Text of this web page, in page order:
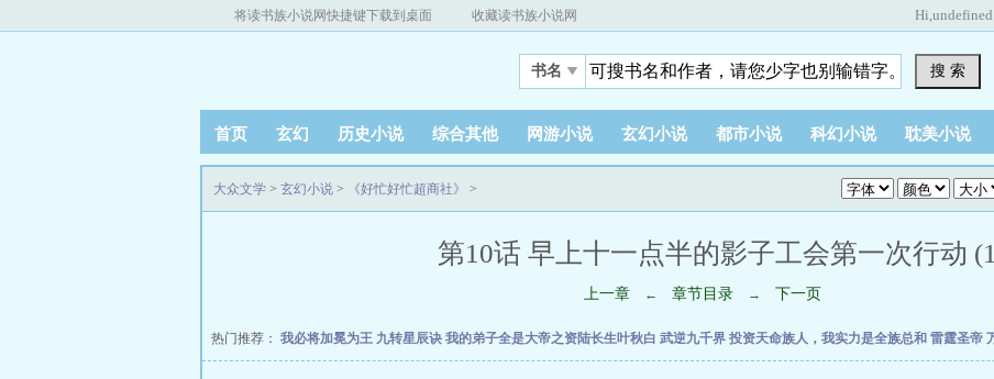
将读书族小说网快捷键下载到桌面 收藏读书族小说网 Hi,undefined
书名 搜 索
首页 玄幻 历史小说 综合其他 网游小说 玄幻小说 都市小说 科幻小说 耽美小说
大众文学 > 玄幻小说 > 《好忙好忙超商社》 >
第10话 早上十一点半的影子工会第一次行动
上一章 ← 章节目录 → 下一页
热门推荐： 我必将加冕为王 九转星辰诀 我的弟子全是大帝之资陆长生叶秋白 武逆九千界 投资天命族人，我实力是全族总和 雷霆圣帝